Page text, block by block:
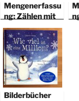
Mengenerfassu
ng: Zählen mit
Perlen
Bilderbücher